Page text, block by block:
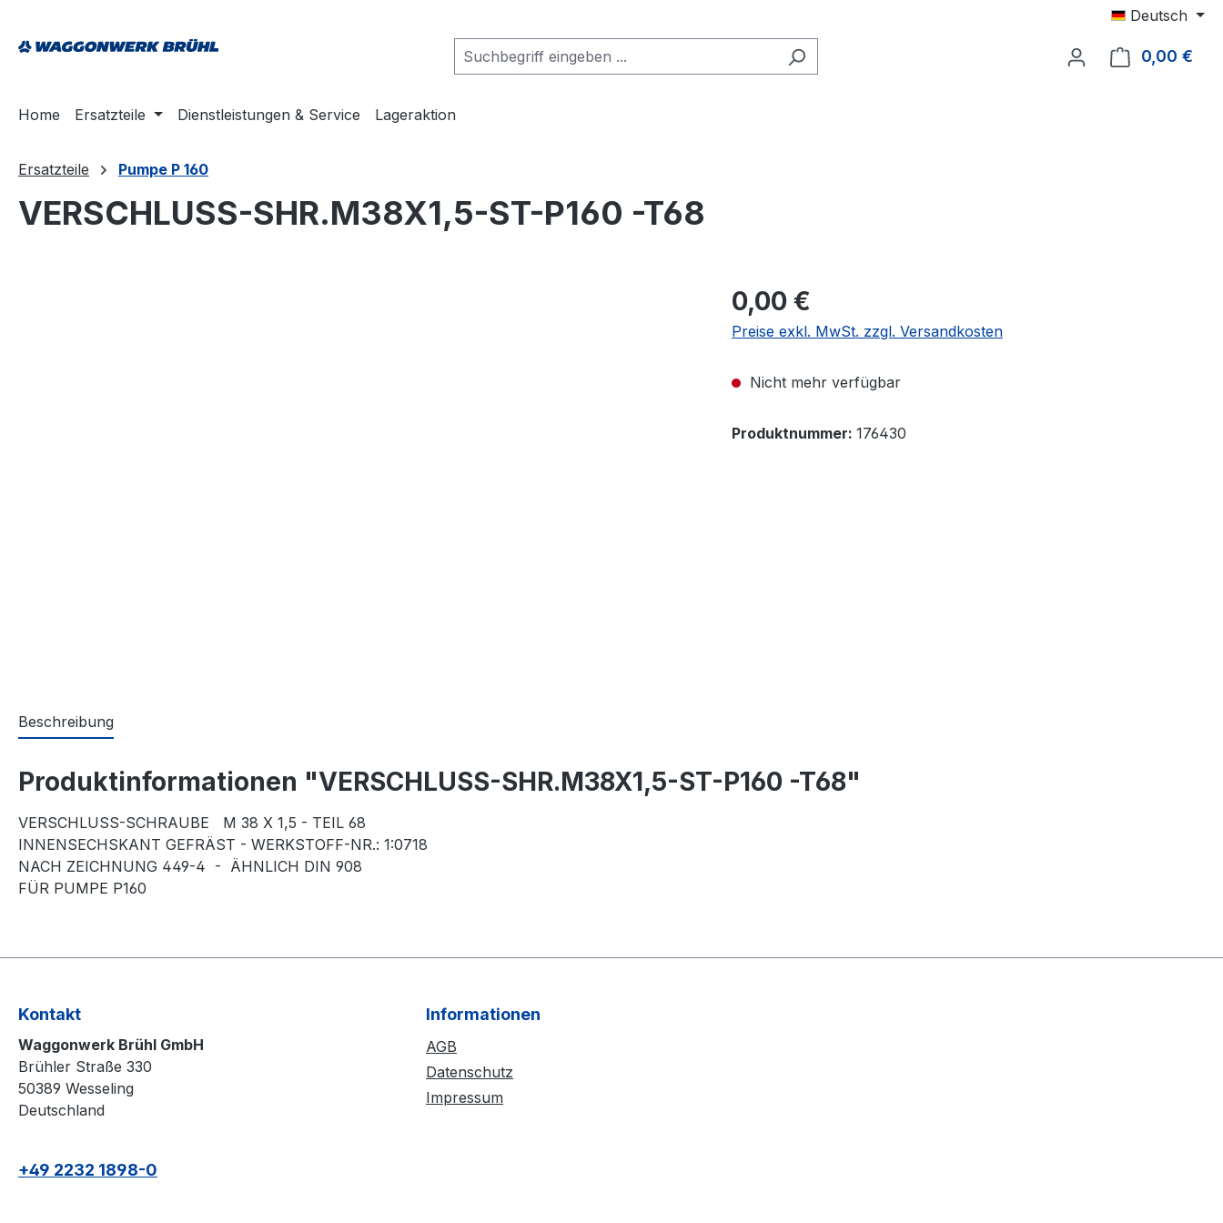
Deutsch
0,00 €
Home Ersatzteile Dienstleistungen & Service Lageraktion
Ersatzteile Pumpe P 160
VERSCHLUSS-SHR.M38X1,5-ST-P160 -T68
0,00 €
Preise exkl. MwSt. zzgl. Versandkosten
Nicht mehr verfügbar
Produktnummer: 176430
Beschreibung
Produktinformationen "VERSCHLUSS-SHR.M38X1,5-ST-P160 -T68"
VERSCHLUSS-SCHRAUBE M 38 X 1,5 - TEIL 68
INNENSECHSKANT GEFRÄST - WERKSTOFF-NR.: 1:0718
NACH ZEICHNUNG 449-4 - ÄHNLICH DIN 908
FÜR PUMPE P160
Kontakt
Waggonwerk Brühl GmbH
Brühler Straße 330
50389 Wesseling
Deutschland
+49 2232 1898-0
Informationen
AGB
Datenschutz
Impressum